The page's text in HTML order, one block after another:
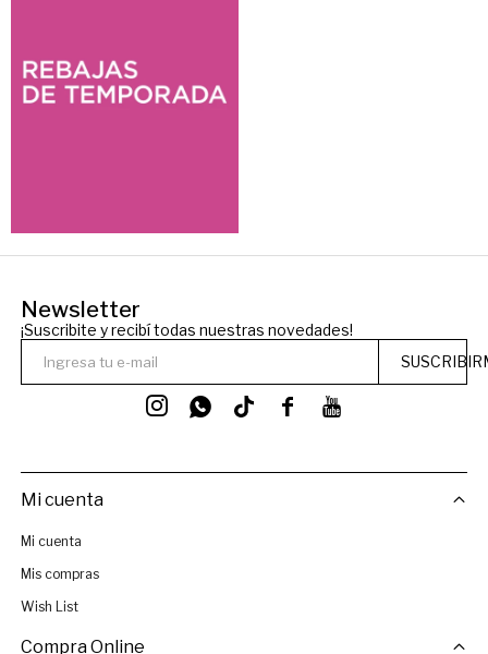
Newsletter
¡Suscribite y recibí todas nuestras novedades!
 
 
Mi cuenta
Mi cuenta
Mis compras
Wish List
Compra Online